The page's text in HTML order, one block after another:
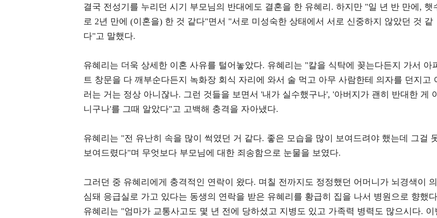
결국 전성기를 누리던 시기 부모님의 반대에도 결혼을 한 유혜리. 하지만 "일 년 반 만에, 햇
로 2년 만에 (이혼을) 한 것 같다"면서 "서로 미성숙한 상태에서 서로 신중하지 않았던 것 같
다"고 말했다.
유혜리는 더욱 상세한 이혼 사유를 털어놓았다. 유혜리는 "칼을 식탁에 꽂는다든지 가서 아
트 창문을 다 깨부순다든지 녹화장 회식 자리에 와서 술 먹고 아무 사람한테 의자를 던지고
러는 거는 정상 아니잖나. 그런 것들을 보면서 '내가 실수했구나', '아버지가 괜히 반대한 게
니구나'를 그때 알았다"고 고백해 충격을 자아냈다.
유혜리는 "전 유난히 속을 많이 썩였던 거 같다. 좋은 모습을 많이 보여드려야 했는데 그걸
보여드렸다"며 무엇보다 부모님에 대한 죄송함으로 눈물을 보였다.
그러던 중 유혜리에게 충격적인 연락이 왔다. 며칠 전까지도 정정했던 어머니가 뇌경색이 의
심돼 응급실로 가고 있다는 동생의 연락을 받은 유혜리를 황급히 집을 나서 병원으로 향했
유혜리는 "엄마가 교통사고도 몇 년 전에 당하셨고 지병도 있고 가족력 병력도 많으시다. 이